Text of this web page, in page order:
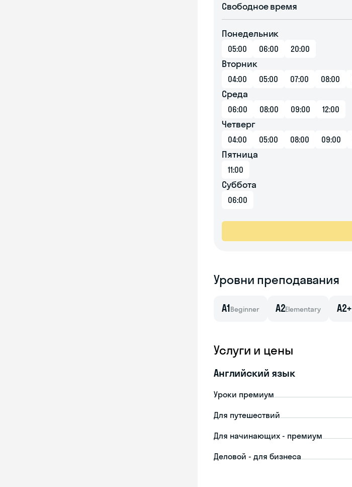
Свободное время
Понедельник
05:00 06:00 20:00
Вторник
04:00 05:00 07:00 08:00
Среда
06:00 08:00 09:00 12:00
Четверг
04:00 05:00 08:00 09:00
Пятница
11:00
Суббота
06:00
Уровни преподавания
A1Beginner A2Elementary A2+
Услуги и цены
Английский язык
Уроки премиум
Для путешествий
Для начинающих - премиум
Деловой - для бизнеса